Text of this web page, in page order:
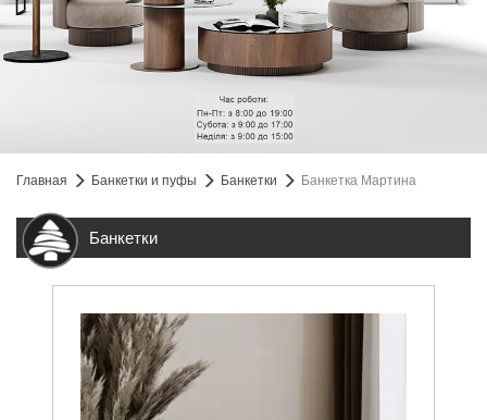
Главная Банкетки и пуфы Банкетки Банкетка Мартина
Банкетки